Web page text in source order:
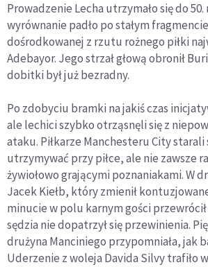
Prowadzenie Lecha utrzymało się do
wyrównanie padło po stałym
dośrodkowanej z rzutu rożnego piłki
Adebayor. Jego strzał głową obronił
dobitki był już bezradny.
Po zdobyciu bramki na jakiś czas
ale lechici szybko otrząsnęli się z
ataku. Piłkarze Manchesteru City starali
utrzymywać przy piłce, ale nie zawsze
żywiołowo grającymi poznaniakami. W
Jacek Kiełb, który zmienił
minucie w polu karnym gości przewrócił
sędzia nie dopatrzył się przewinienia.
drużyna Manciniego przypomniała, jak
Uderzenie z woleja Davida Silvy trafiło